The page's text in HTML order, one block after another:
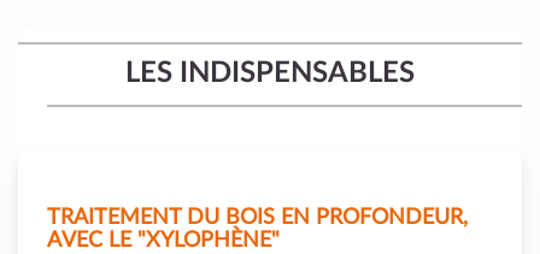
LES INDISPENSABLES
TRAITEMENT DU BOIS EN PROFONDEUR,
AVEC LE "XYLOPHÈNE"